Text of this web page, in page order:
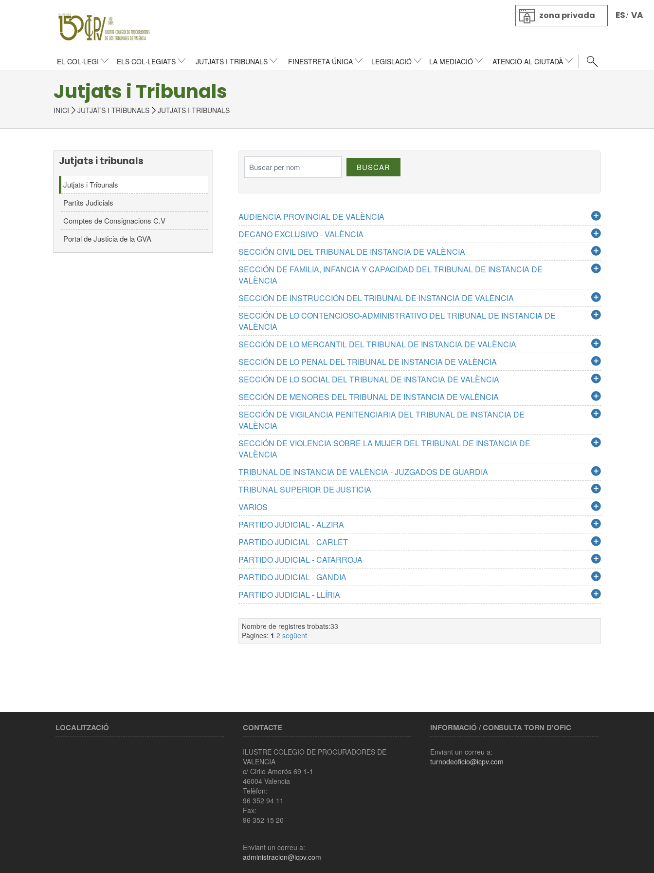
zona privada ES/ VA
EL COL·LEGI ELS COL·LEGIATS JUTJATS I TRIBUNALS FINESTRETA ÚNICA LEGISLACIÓ LA MEDIACIÓ ATENCIÒ AL CIUTADÀ
Jutjats i Tribunals
INICI JUTJATS I TRIBUNALS JUTJATS I TRIBUNALS
Jutjats i tribunals
Jutjats i Tribunals
Partits Judicials
Comptes de Consignacions C.V
Portal de Justicia de la GVA
BUSCAR
AUDIENCIA PROVINCIAL DE VALÈNCIA
DECANO EXCLUSIVO - VALÈNCIA
SECCIÓN CIVIL DEL TRIBUNAL DE INSTANCIA DE VALÈNCIA
SECCIÓN DE FAMILIA, INFANCIA Y CAPACIDAD DEL TRIBUNAL DE INSTANCIA DE
VALÈNCIA
SECCIÓN DE INSTRUCCIÓN DEL TRIBUNAL DE INSTANCIA DE VALÈNCIA
SECCIÓN DE LO CONTENCIOSO-ADMINISTRATIVO DEL TRIBUNAL DE INSTANCIA DE
VALÈNCIA
SECCIÓN DE LO MERCANTIL DEL TRIBUNAL DE INSTANCIA DE VALÈNCIA
SECCIÓN DE LO PENAL DEL TRIBUNAL DE INSTANCIA DE VALÈNCIA
SECCIÓN DE LO SOCIAL DEL TRIBUNAL DE INSTANCIA DE VALÈNCIA
SECCIÓN DE MENORES DEL TRIBUNAL DE INSTANCIA DE VALÈNCIA
SECCIÓN DE VIGILANCIA PENITENCIARIA DEL TRIBUNAL DE INSTANCIA DE
VALÈNCIA
SECCIÓN DE VIOLENCIA SOBRE LA MUJER DEL TRIBUNAL DE INSTANCIA DE
VALÈNCIA
TRIBUNAL DE INSTANCIA DE VALÈNCIA - JUZGADOS DE GUARDIA
TRIBUNAL SUPERIOR DE JUSTICIA
VARIOS
PARTIDO JUDICIAL - ALZIRA
PARTIDO JUDICIAL - CARLET
PARTIDO JUDICIAL - CATARROJA
PARTIDO JUDICIAL - GANDIA
PARTIDO JUDICIAL - LLÍRIA
Nombre de registres trobats:33
Pàgines: 1 2 següent
LOCALITZACIÓ CONTACTE
ILUSTRE COLEGIO DE PROCURADORES DE
VALENCIA
c/ Cirilo Amorós 69 1-1
46004 Valencia
Telèfon:
96 352 94 11
Fax:
96 352 15 20
Enviant un correu a:
administracion@icpv.com
INFORMACIÓ / CONSULTA TORN D'OFIC
Enviant un correu a:
turnodeoficio@icpv.com